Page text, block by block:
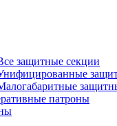
защитные секции
патроны